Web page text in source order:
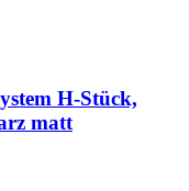
H-Stück,
matt